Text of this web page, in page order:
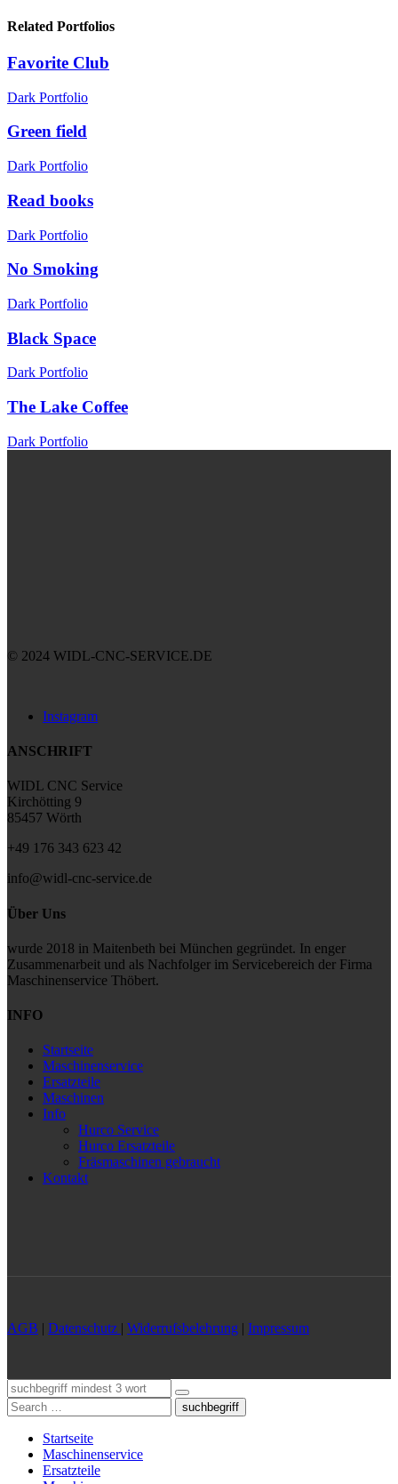
Related Portfolios
Favorite Club
Dark Portfolio
Green field
Dark Portfolio
Read books
Dark Portfolio
No Smoking
Dark Portfolio
Black Space
Dark Portfolio
The Lake Coffee
Dark Portfolio
© 2024 WIDL-CNC-SERVICE.DE
Instagram
ANSCHRIFT
WIDL CNC Service
Kirchötting 9
85457 Wörth
+49 176 343 623 42
info@widl-cnc-service.de
Über Uns
wurde 2018 in Maitenbeth bei München gegründet. In enger
Zusammenarbeit und als Nachfolger im Servicebereich der Firma
Maschinenservice Thöbert.
INFO
Startseite
Maschinenservice
Ersatzteile
Maschinen
Info
Hurco Service
Hurco Ersatzteile
Fräsmaschinen gebraucht
Kontakt
AGB | Datenschutz | Widerrufsbelehrung | Impressum
suchbegriff
Startseite
Maschinenservice
Ersatzteile